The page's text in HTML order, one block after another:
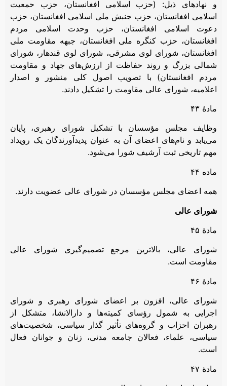
و نهادهای ذیل: (حزب اسلامی افغانستان، حزب حمعیت
اسلامی افغانستان، حزب جنبش ملی اسلامی افغانستان، حزب
دعوت اسلامی افغانستان، حزب وحدت اسلامی مردم
افغانستان، حزب کنگره ملی افغانستان، جبهه مقاومت ملی
افغانستان، شورای لوی مشرقی، شورای لوی قندهار، شورای
شمالی بزرگ و روند حفاظت از ارزش‌های جهاد و مقاومت
مردم افغانستان) با تصویب اصول کلی منشور و اصدار
اعلامیه‌، شورای عالی مقاومت را تشکیل دادند.
مادۀ ۴۳
وظایف مجلس مؤسسان با تشکیل شورای رهبری، پایان
می‌یابد و نام‌های اعضای آن به عنوان پدیدآورندگان یک رویداد
مهم تاریخی ثبت آرشیف شورا می‌شود.
ماده ۴۴
همه اعضای مجلس مؤسسان در شورای عالی عضویت دارند.
شورای عالی
مادۀ ۴۵
شورای عالی، بالاترین مرجع تصمیم‌گیری شورای عالی
مقاومت است.
مادۀ ۴۶
شورای عالی، افزون بر اعضای شورای رهبری و شورای
اجرایی به شمول رؤسای کمیته‌ها و دارالانشا، متشکل از
رهبران احزاب و گروه‌های تأثیر گذار سیاسی، شخصیت‌های
سیاسی، علماء، فعالان جامعه مدنی، زنان و جوانان فعال
است.
مادۀ ۴۷